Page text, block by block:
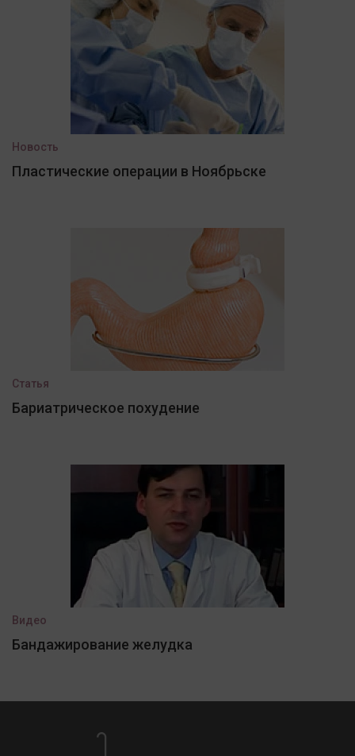
Новость
Пластические операции в Ноябрьске
Статья
Бариатрическое похудение
Видео
Бандажирование желудка